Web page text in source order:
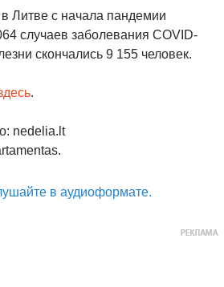
Литве с начала пандемии
случаев заболевания COVID-
скончались 9 155 человек.
.
nedelia.lt
в аудиоформате.